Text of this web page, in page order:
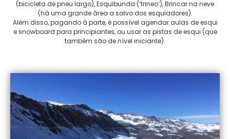
(bicicleta de pneu largo), Esquibunda (‘trineo’), Brincar na neve
(há uma grande área a salvo dos esquiadores).
Além disso, pagando à parte, é possível agendar aulas de esqui
e snowboard para principiantes, ou usar as pistas de esqui (que
também são de nível iniciante).